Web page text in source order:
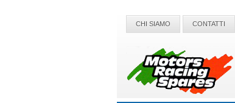
CHI SIAMO CONTATTI